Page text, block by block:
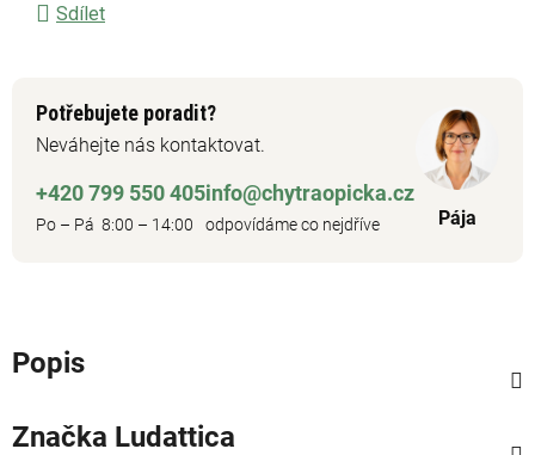
Sdílet
Potřebujete poradit?
Neváhejte nás kontaktovat.
+420 799 550 405
Po – Pá 8:00 – 14:00
info@chytraopicka.cz
odpovídáme co nejdříve Pája
Popis
Značka Ludattica